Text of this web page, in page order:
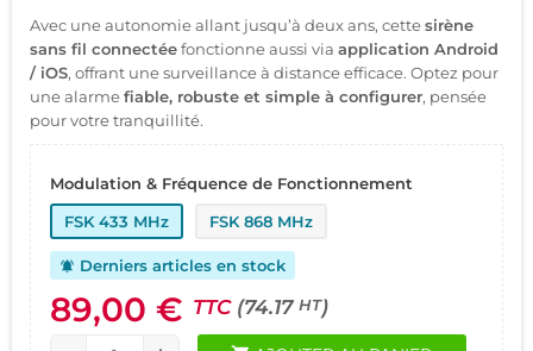
Avec une autonomie allant jusqu’à deux ans, cettesirène
sans fil connectéefonctionne aussi via application Android
/ iOS, offrant une surveillance à distance efficace. Optez pour
une alarmefiable, robuste et simple à configurer, pensée
pour votre tranquillité.
Modulation & Fréquence de Fonctionnement
FSK 433 MHz
FSK 868 MHz
notifications_active Derniers articles en stock
89,00 € TTC (74.17 HT)